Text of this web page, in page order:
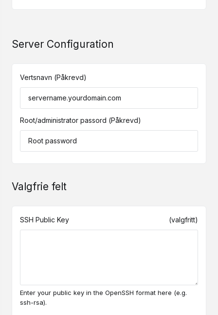
Server Configuration
Vertsnavn (Påkrevd)
Root/administrator passord (Påkrevd)
Valgfrie felt
SSH Public Key (valgfritt)
Enter your public key in the OpenSSH format here (e.g.
ssh-rsa).